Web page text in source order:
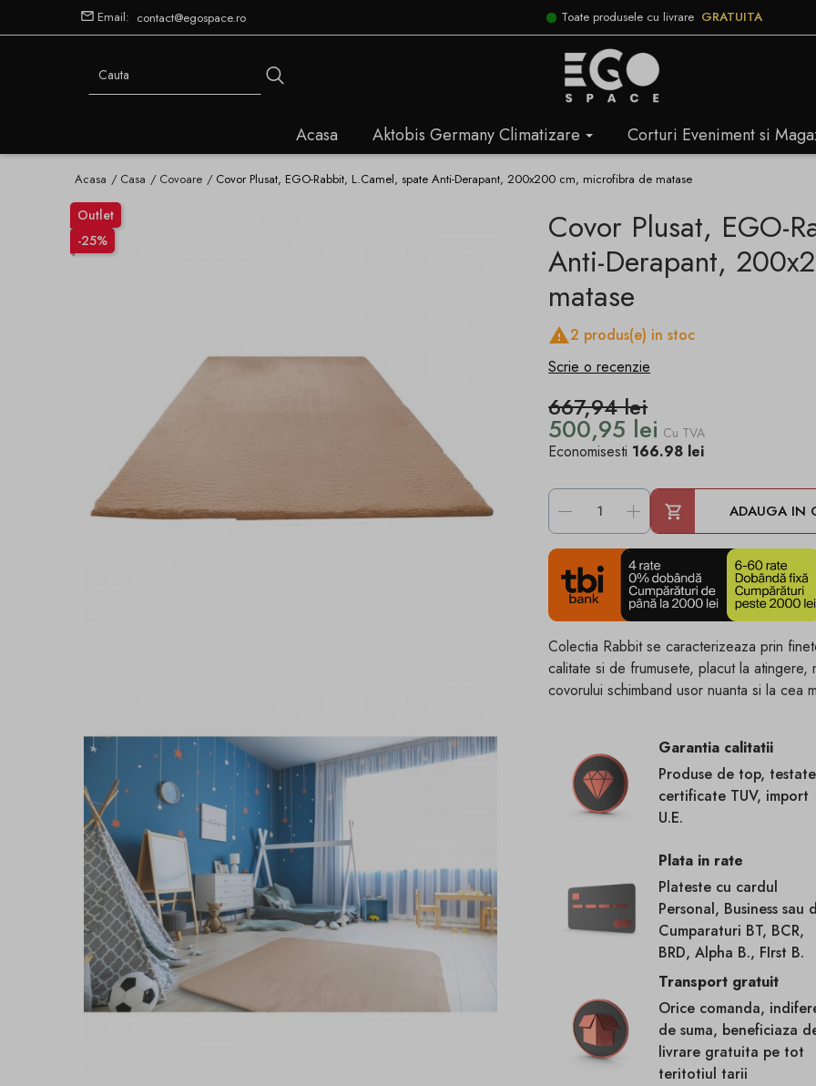
Email: contact@egospace.ro Toate produsele cu livrare GRATUITA
Acasa Aktobis Germany Climatizare Corturi Eveniment si
Acasa Casa Covoare Covor Plusat, EGO-Rabbit, L.Camel, spate Anti-Derapant, 200x200 cm, microfibra de matase
Outlet
-25%
Covor Plusat, EGO-
Anti-Derapant,
matase
2 produs(e) in stoc
Scrie o recenzie
667,94 lei
500,95 lei Cu TVA
Economisesti 166.98 lei
- + ADAUGA IN
Colectia Rabbit se caracterizeaza prin
calitate si de frumusete, placut la
covorului schimband usor nuanta si la cea
Garantia calitatii
Produse de top,
certificate TUV, import
U.E.
Plata in rate
Plateste cu cardul
Personal, Business sau
Cumparaturi BT, BCR,
BRD, Alpha B., FIrst B.
Transport gratuit
Orice comanda,
de suma, beneficiaza
livrare gratuita pe tot
teritotiul tarii